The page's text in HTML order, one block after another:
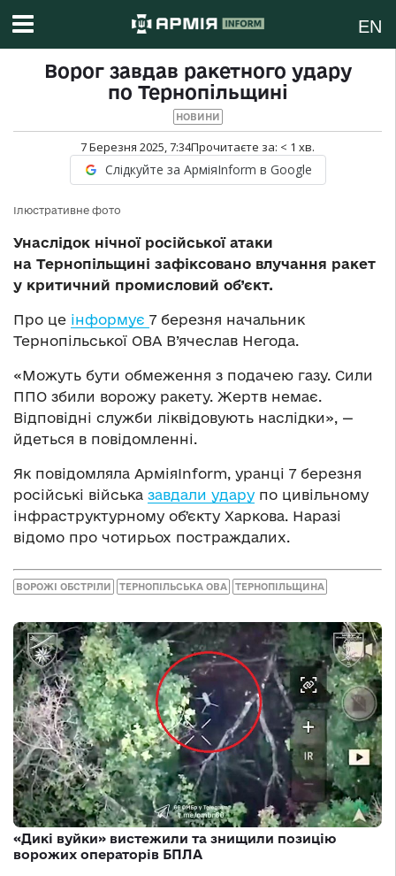
EN
Ворог завдав ракетного удару
по Тернопільщині
НОВИНИ
7 Березня 2025, 7:34Прочитаєте за: < 1 хв.
Слідкуйте за АрміяInform в Google
Ілюстративне фото
Унаслідок нічної російської атаки
на Тернопільщині зафіксовано влучання ракет
у критичний промисловий об’єкт.
Про це інформує 7 березня начальник
Тернопільської ОВА В’ячеслав Негода.
«Можуть бути обмеження з подачею газу. Сили
ППО збили ворожу ракету. Жертв немає.
Відповідні служби ліквідовують наслідки», —
йдеться в повідомленні.
Як повідомляла АрміяInform, уранці 7 березня
російські війська завдали удару по цивільному
інфраструктурному обʼєкту Харкова. Наразі
відомо про чотирьох постраждалих.
ВОРОЖІ ОБСТРІЛИ ТЕРНОПІЛЬСЬКА ОВА ТЕРНОПІЛЬЩИНА
«Дикі вуйки» вистежили та знищили позицію
ворожих операторів БПЛА